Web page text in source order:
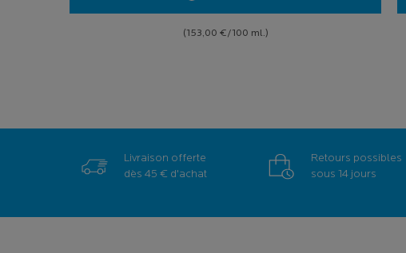
(153,00 €/100 ml.)
Livraison offerte
dès 45 € d'achat
Retours possibles
sous 14 jours